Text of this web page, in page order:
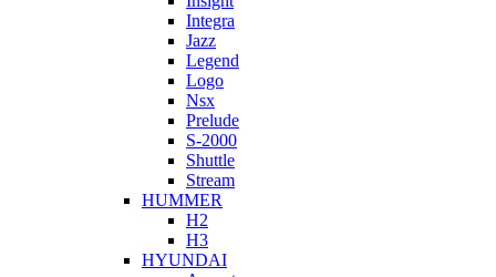
Integra
Jazz
Legend
Logo
Nsx
Prelude
S-2000
Shuttle
Stream
HUMMER
H2
H3
HYUNDAI